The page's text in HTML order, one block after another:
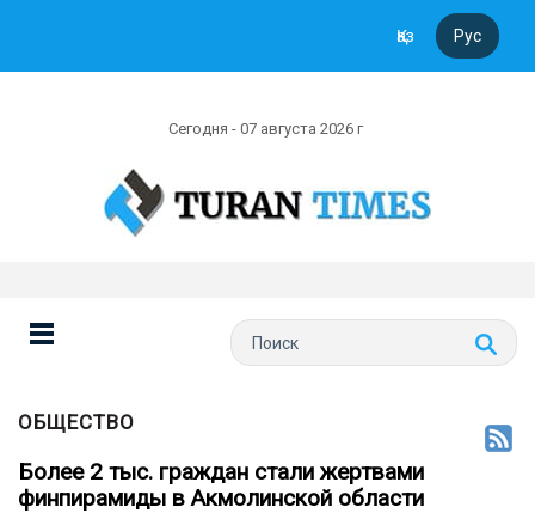
Қаз Рус
Сегодня - 07 августа 2026 г
ОБЩЕСТВО
Более 2 тыс. граждан стали жертвами
финпирамиды в Акмолинской области